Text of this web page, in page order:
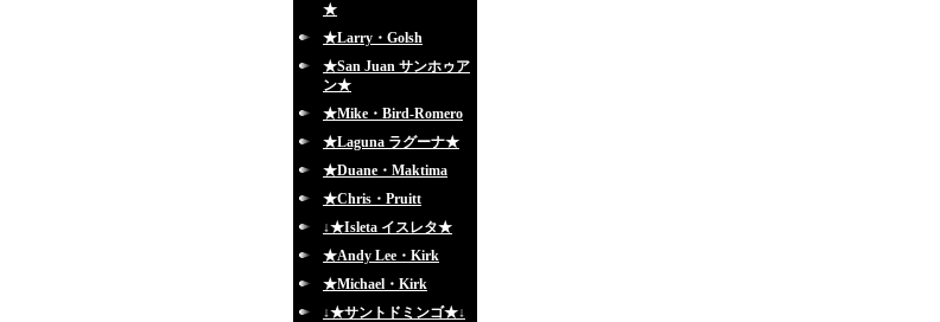
★
★Larry・Golsh
★San Juan サンホゥア
ン★
★Mike・Bird-Romero
★Laguna ラグーナ★
★Duane・Maktima
★Chris・Pruitt
↓★Isleta イスレタ★
★Andy Lee・Kirk
★Michael・Kirk
↓★サントドミンゴ★↓